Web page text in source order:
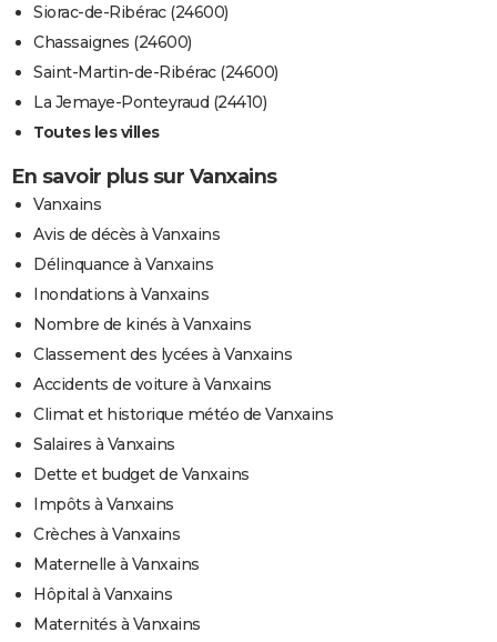
Siorac-de-Ribérac (24600)
Chassaignes (24600)
Saint-Martin-de-Ribérac (24600)
La Jemaye-Ponteyraud (24410)
Toutes les villes
En savoir plus sur Vanxains
Vanxains
Avis de décès à Vanxains
Délinquance à Vanxains
Inondations à Vanxains
Nombre de kinés à Vanxains
Classement des lycées à Vanxains
Accidents de voiture à Vanxains
Climat et historique météo de Vanxains
Salaires à Vanxains
Dette et budget de Vanxains
Impôts à Vanxains
Crèches à Vanxains
Maternelle à Vanxains
Hôpital à Vanxains
Maternités à Vanxains